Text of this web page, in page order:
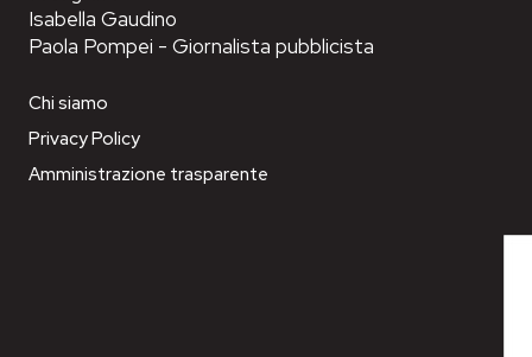
Isabella Gaudino
Paola Pompei - Giornalista pubblicista
Chi siamo
Privacy Policy
Amministrazione trasparente